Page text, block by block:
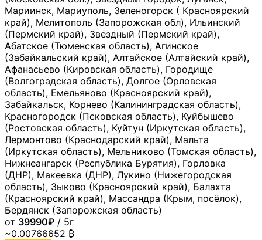
Мариинск, Мариуполь, Зеленогорск ( Красноярский
край), Мелитополь (Запорожская обл), Ильинский
(Пермский край), Звездный (Пермский край),
Абатское (Тюменская область), Агинское
(Забайкальский край), Алтайское (Алтайский край),
Афанасьево (Кировская область), Городище
(Волгоградская область), Долгое (Орловская
область), Емельяново (Красноярский край),
Забайкальск, Корнево (Калининградская область),
Красногородск (Псковская область), Куйбышево
(Ростовская область), Куйтун (Иркутская область),
Лермонтово (Краснодарский край), Мальта
(Иркутская область), Мельниково (Томская область),
Нижнеангарск (Республика Бурятия), Горловка
(ДНР), Макеевка (ДНР), Лукино (Нижегородская
область), Зыково (Красноярский край), Балахта
(Красноярский край), Массандра (Крым, посёлок),
Бердянск (Запорожская область)
от 39990₽ / 5г
~0.00766652 ₿